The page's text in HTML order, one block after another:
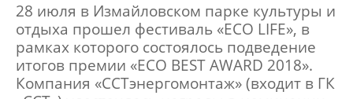
28 июля в Измайловском парке культуры и
отдыха прошел фестиваль «ECO LIFE», в
рамках которого состоялось подведение
итогов премии «ECO BEST AWARD 2018».
Компания «ССТэнергомонтаж» (входит в ГК